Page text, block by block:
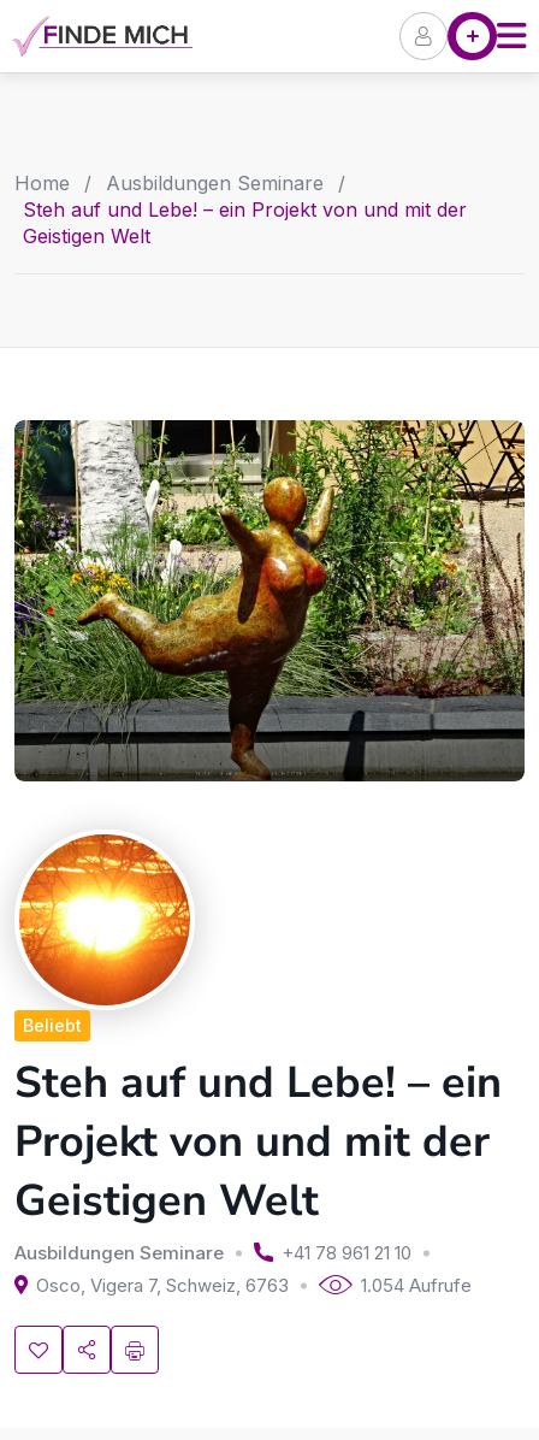
to
content
Angebote
Home / Ausbildungen Seminare
/
Steh auf und Lebe! – ein Projekt von und mit der
Geistigen Welt
Beliebt
Steh auf und Lebe! – ein
Projekt von und mit der
Geistigen Welt
Ausbildungen Seminare
+41 78 961 21 10
Osco, Vigera 7, Schweiz, 6763 1.054 Aufrufe